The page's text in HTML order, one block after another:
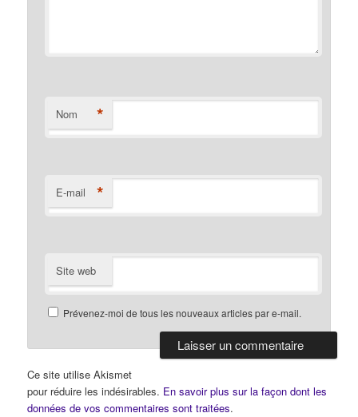
Nom *
E-mail *
Site web
Prévenez-moi de tous les nouveaux articles par e-mail.
Ce site utilise Akismet
pour réduire les indésirables. En savoir plus sur la façon dont les
données de vos commentaires sont traitées.